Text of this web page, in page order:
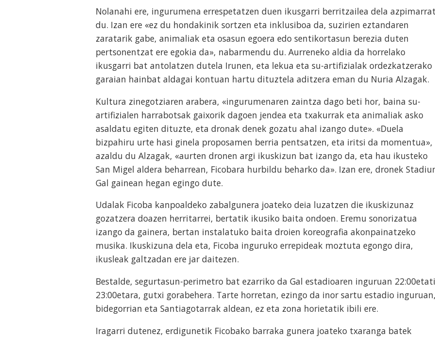
Nolanahi ere, ingurumena errespetatzen duen ikusgarri berritzailea dela
du. Izan ere «ez du hondakinik sortzen eta inklusiboa da, suzirien eztandaren
zaratarik gabe, animaliak eta osasun egoera edo sentikortasun berezia duten
pertsonentzat ere egokia da», nabarmendu du. Aurreneko aldia da horrelako
ikusgarri bat antolatzen dutela Irunen, eta lekua eta su-artifizialak ordezkatzerako
garaian hainbat aldagai kontuan hartu dituztela aditzera eman du Nuria Alzagak.
Kultura zinegotziaren arabera, «ingurumenaren zaintza dago beti hor, baina su-
artifizialen harrabotsak gaixorik dagoen jendea eta txakurrak eta animaliak asko
asaldatu egiten dituzte, eta dronak denek gozatu ahal izango dute». «Duela
bizpahiru urte hasi ginela proposamen berria pentsatzen, eta iritsi da momentua»,
azaldu du Alzagak, «aurten dronen argi ikuskizun bat izango da, eta hau ikusteko
San Migel aldera beharrean, Ficobara hurbildu beharko da». Izan ere, dronek
Gal gainean hegan egingo dute.
Udalak Ficoba kanpoaldeko zabalgunera joateko deia luzatzen die ikuskizunaz
gozatzera doazen herritarrei, bertatik ikusiko baita ondoen. Eremu sonorizatua
izango da gainera, bertan instalatuko baita droien koreografia akonpainatzeko
musika. Ikuskizuna dela eta, Ficoba inguruko errepideak moztuta egongo dira,
ikusleak galtzadan ere jar daitezen.
Bestalde, segurtasun-perimetro bat ezarriko da Gal estadioaren inguruan
23:00etara, gutxi gorabehera. Tarte horretan, ezingo da inor sartu estadio
bidegorrian eta Santiagotarrak aldean, ez eta zona horietatik ibili ere.
Iragarri dutenez, erdigunetik Ficobako barraka gunera joateko txaranga batek